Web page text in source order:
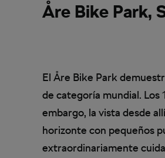
Åre Bike Park,
El Åre Bike Park
de categoría mundial. Los
embargo, la vista desde
horizonte con pequeños
extraordinariamente